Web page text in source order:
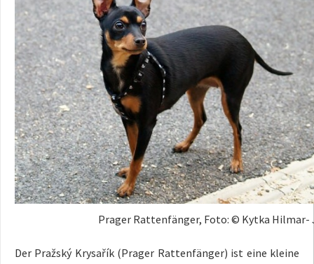
Prager Rattenfänger, Foto: © Kytka Hilmar-
Der Pražský Krysařík (Prager Rattenfänger) ist eine kleine